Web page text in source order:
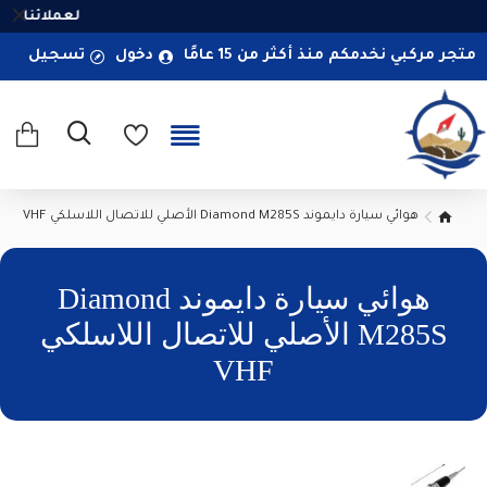
لعملائنا
متجر مركبي نخدمكم منذ أكثر من 15 عامًا دخول تسجيل
هوائي سيارة دايموند Diamond M285S الأصلي للاتصال اللاسلكي VHF
هوائي سيارة دايموند Diamond
M285S الأصلي للاتصال اللاسلكي
VHF